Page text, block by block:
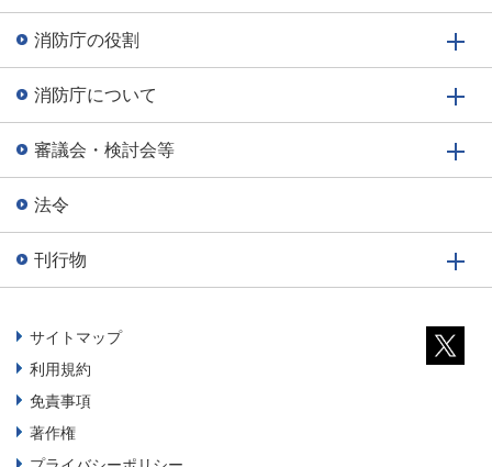
消防庁の役割
消防庁について
審議会・検討会等
法令
刊行物
サイトマップ
利用規約
免責事項
著作権